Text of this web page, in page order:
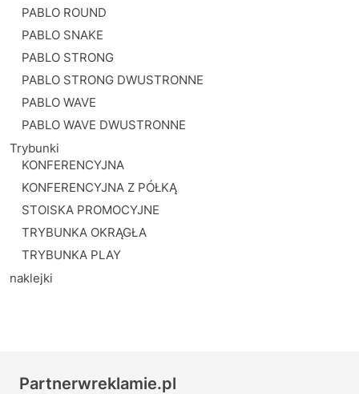
PABLO ROUND
PABLO SNAKE
PABLO STRONG
PABLO STRONG DWUSTRONNE
PABLO WAVE
PABLO WAVE DWUSTRONNE
Trybunki
KONFERENCYJNA
KONFERENCYJNA Z PÓŁKĄ
STOISKA PROMOCYJNE
TRYBUNKA OKRĄGŁA
TRYBUNKA PLAY
naklejki
Partnerwreklamie.pl